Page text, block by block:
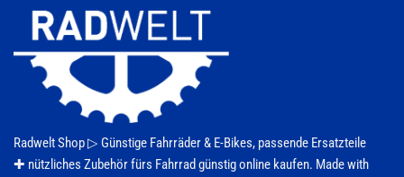
Radwelt Shop ▷ Günstige Fahrräder & E-Bikes, passende Ersatzteile
✚ nützliches Zubehör fürs Fahrrad günstig online kaufen. Made with